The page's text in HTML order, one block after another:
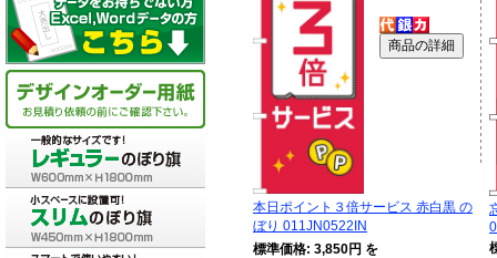
本日ポイント３倍サービス 赤白黒 の
ぼり 011JN0522IN
標準価格: 3,850円 を